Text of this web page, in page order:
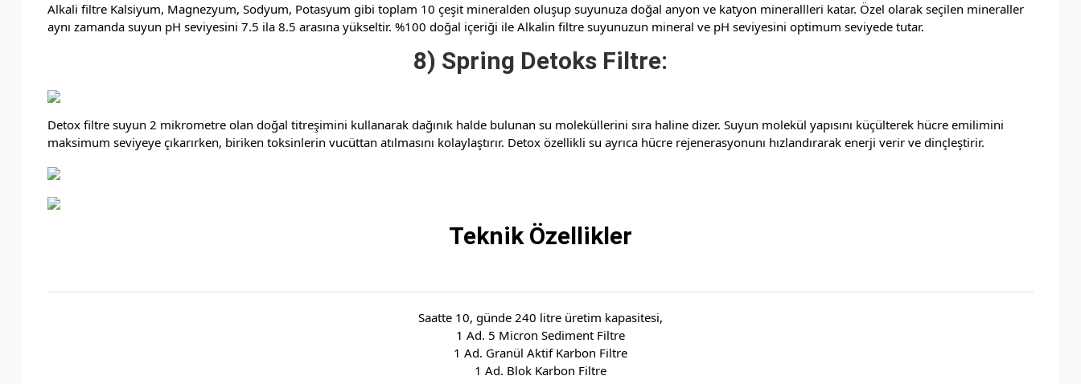
Alkali filtre Kalsiyum, Magnezyum, Sodyum, Potasyum gibi toplam 10 çeşit mineralden oluşup suyunuza doğal anyon ve katyon minerallleri katar. Özel olarak seçilen mineraller
aynı zamanda suyun pH seviyesini 7.5 ila 8.5 arasına yükseltir. %100 doğal içeriği ile Alkalin filtre suyunuzun mineral ve pH seviyesini optimum seviyede tutar.
8) Spring Detoks Filtre:
Detox filtre suyun 2 mikrometre olan doğal titreşimini kullanarak dağınık halde bulunan su moleküllerini sıra haline dizer. Suyun molekül yapısını küçülterek hücre emilimini
maksimum seviyeye çıkarırken, biriken toksinlerin vucüttan atılmasını kolaylaştırır. Detox özellikli su ayrıca hücre rejenerasyonunı hızlandırarak enerji verir ve dinçleştirir.
Teknik Özellikler
Saatte 10, günde 240 litre üretim kapasitesi,
1 Ad. 5 Micron Sediment Filtre
1 Ad. Granül Aktif Karbon Filtre
1 Ad. Blok Karbon Filtre